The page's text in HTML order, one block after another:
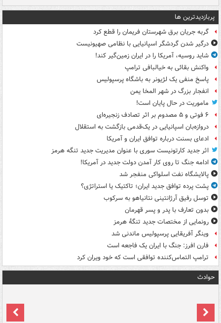
پربازدیدترین ها
گربه جریان برق شهرستان فریمان را قطع کرد
درگیر شدن گردشگر اسپانیایی با نظامی صهیونیست
شاید روسیه، آمریکا را در ایران زمین‌گیر کند!
واکنش بقائی به خیالبافی ترامپ
پاسخ منفی یک لژیونر به باشگاه پرسپولیس
انفجار بزرگ در شهر المخا یمن
ماموریت در حال پایان است!
۶ فوتی و ۵ مصدوم بر اثر تصادف زنجیره‌ای
دروازه‌بان اسپانیایی در یک‌قدمی بازگشت به استقلال
ادعای بسنت درباره توافق ایران و آمریکا
اثر جدید کارتونیست سوری با عنوان مدیریت جدید تنگه هرمز
ادامه جنگ تا روی کار آمدن دولت جدید در آمریکا!
پالایشگاه نفت اسلواکی منفجر شد
پشت پرده توافق جدید ایران؛ تاکتیک یا استراتژی؟
توسل رفیق آرژانتینی نتانیاهو به سرکوب
بدون تعارف با پدر و پسر قهرمان
رونمایی از مختصات جدید تنگۀ هرمز
وینگر آفریقایی پرسپولیس ماندنی شد
فارن افرز: جنگ با ایران یک فاجعه است
ترامپ التماس‌کننده توافقی است که خود ویران کرد
حوادث